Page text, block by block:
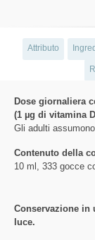
Attributo
Dose giornaliera
(1 µg di vitamina
Gli adulti
Contenuto della
10 ml, 333 gocce
Conservazione in
luce.